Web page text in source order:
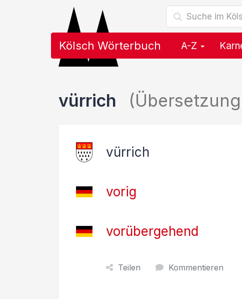
Kölsch Wörterbuch A-Z
vürrich
vürrich
vorig
vorübergehend
Teilen Kommentieren